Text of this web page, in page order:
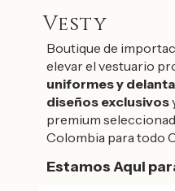
Vesty
Boutique de
elevar el vestuario
uniformes y
diseños exclusivos
premium
Colombia para todo
Estamos Aqui